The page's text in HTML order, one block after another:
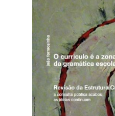
Coleção Bichos/